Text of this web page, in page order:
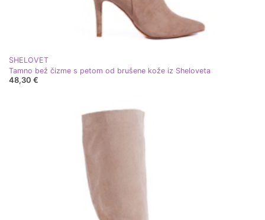
SHELOVET
Tamno bež čizme s petom od brušene kože iz Sheloveta
48,30 €